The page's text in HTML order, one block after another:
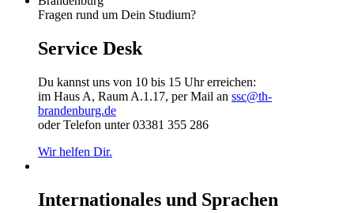
Fragen rund um Dein Studium?
Service Desk
Du kannst uns von 10 bis 15 Uhr erreichen:
im Haus A, Raum A.1.17, per Mail an ssc@th-
brandenburg.de
oder Telefon unter 03381 355 286
Wir helfen Dir.
Internationales und Sprachen